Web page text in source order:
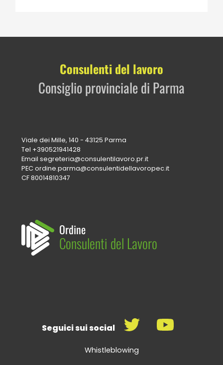
Consulenti del lavoro
Consiglio provinciale di Parma
Viale dei Mille, 140 - 43125 Parma
Tel +390521941428
Emailsegreteria@consulentilavoro.pr.it
PECordine.parma@consulentidellavoropec.it
CF 80014810347
Ordine
Consulenti del Lavoro
Seguici sui social
Whistleblowing